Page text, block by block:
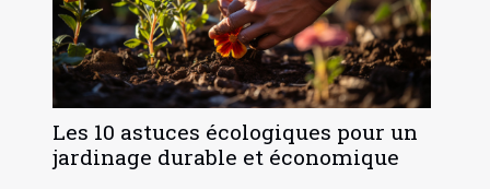
Les 10 astuces écologiques pour un
jardinage durable et économique